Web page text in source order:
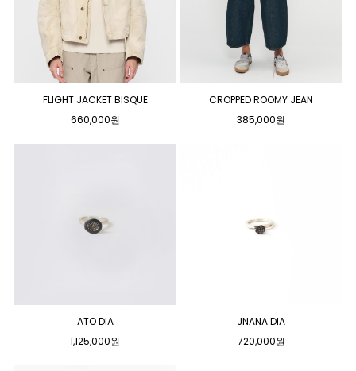
FLIGHT JACKET BISQUE
660,000원
CROPPED ROOMY JEAN
385,000원
ATO DIA
1,125,000원
JNANA DIA
720,000원